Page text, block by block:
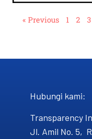
« Previous 1 2 3
Hubungi kami​:
Transparency
Jl. Amil No. 5,